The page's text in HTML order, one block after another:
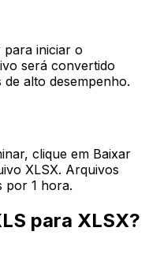
iniciar o
será convertido
alto desempenho.
clique em Baixar
XLSX. Arquivos
por 1 hora.
para XLSX?